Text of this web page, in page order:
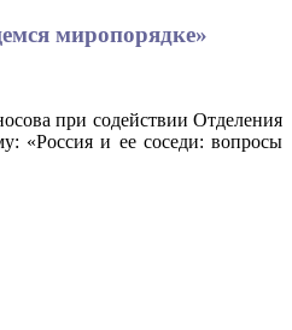
миропорядке»
при содействии Отделения
«Россия и ее соседи: вопросы